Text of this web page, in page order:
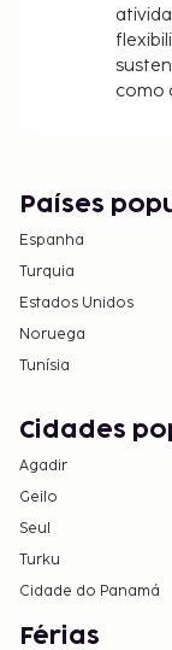
como
Países
Espanha
Turquia
Estados Unidos
Noruega
Tunísia
Cidades
Agadir
Geilo
Seul
Turku
Cidade do Panamá
Férias